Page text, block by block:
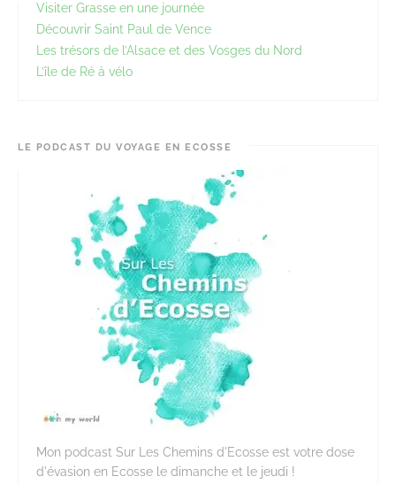
Visiter Grasse en une journée
Découvrir Saint Paul de Vence
Les trésors de l’Alsace et des Vosges du Nord
L’île de Ré à vélo
LE PODCAST DU VOYAGE EN ECOSSE
Mon podcast Sur Les Chemins d'Ecosse est votre dose
d'évasion en Ecosse le dimanche et le jeudi !